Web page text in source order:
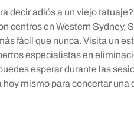
decir adiós a un viejo
centros en Western Sydney,
fácil que nunca. Visita un
especialistas en
esperar durante las
mismo para concertar